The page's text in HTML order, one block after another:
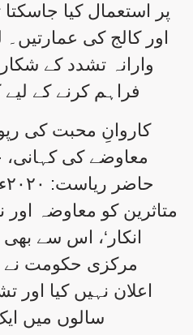
پر استعمال کیا
اور کالج کی
وارانہ تشدد کے
فراہم کرنے کے
کاروانِ محبت کی
معاوضے کی کہانی،
متاثرین کو معاوضہ
انکار‘، اس سے
مرکزی حکومت نے
اعلان نہیں کیا اور
سالوں میں